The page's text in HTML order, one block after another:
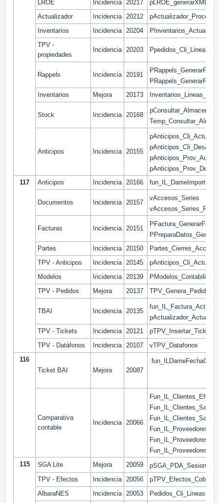
LROE
Incidencia 20217
Actualizador
Incidencia 20212
Inventarios
Incidencia 20204
TPV -
propiedades
Incidencia 20203
Rappels Incidencia 20191
Inventarios
Mejora 20173
Stock Incidencia 20168
Anticipos Incidencia 20155
117
Anticipos Incidencia 20166
Documentos Incidencia 20157
vAccesos_Series
vAccesos_Series_Prov
Facturas Incidencia 20151
Partes
Incidencia 20150
TPV - Anticipos
Incidencia 20145
Modelos
Incidencia 20139
TPV - Pedidos
Mejora 20137
TBAI Incidencia 20135
TPV - Tickets
Incidencia 20121
TPV - Datáfonos
Incidencia 20107
vTPV_Datafonos
116
Ticket BAI
Mejora 20087
Comparativa
contable
Incidencia 20066
115
SGA Lite Mejora 20059
pSGA_PDA_Sesion
TPV - Efectos
Incidencia 20056
pTPV_Efectos_Cobrar
AlbaraNES
Incidencia 20053